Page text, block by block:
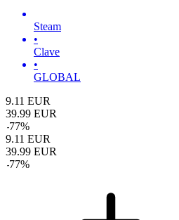
Steam
•
Clave
•
GLOBAL
9.11 EUR
39.99 EUR
-77%
9.11 EUR
39.99 EUR
-77%